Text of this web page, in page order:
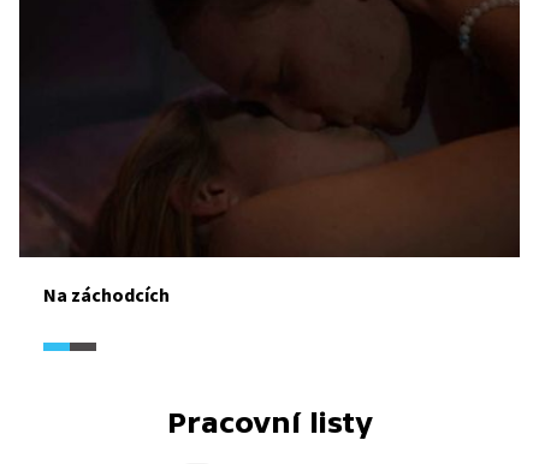
Na záchodcích
Pracovní listy